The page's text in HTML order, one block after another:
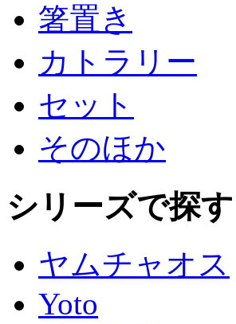
箸置き
カトラリー
セット
そのほか
シリーズで探す
ヤムチャオス
Yoto